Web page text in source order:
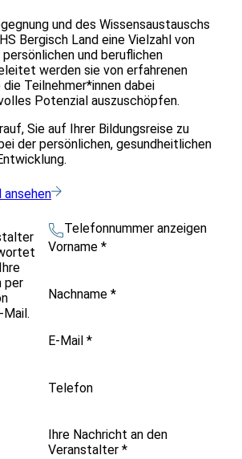
und des Wissensaustauschs
Bergisch Land eine Vielzahl von
und beruflichen
werden sie von erfahrenen
Teilnehmer*innen dabei
Potenzial auszuschöpfen.
Sie auf Ihrer Bildungsreise zu
der persönlichen, gesundheitlichen
per
Mail.
Telefonnummer anzeigen
Vorname *
Nachname *
E-Mail *
Telefon
Ihre Nachricht an den
Veranstalter *